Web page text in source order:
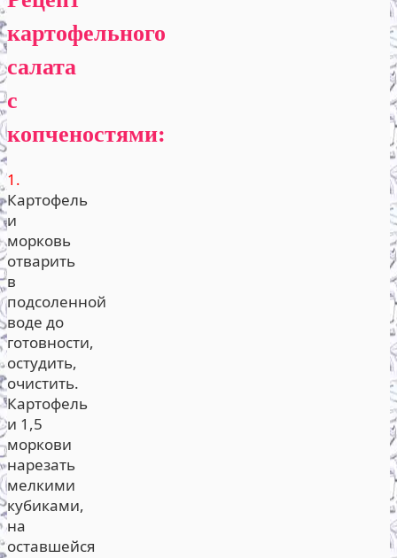
картофельного
салата
с
копченостями:
1.
Картофель
и
морковь
отварить
в
подсоленной
воде до
готовности,
остудить,
очистить.
Картофель
и 1,5
моркови
нарезать
мелкими
кубиками,
на
оставшейся